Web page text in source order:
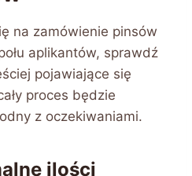
na zamówienie pinsów
aplikantów, sprawdź
pojawiające się
proces będzie
z oczekiwaniami.
ilości